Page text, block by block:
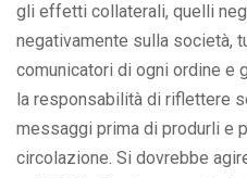
gli effetti collaterali, quelli
negativamente sulla società,
comunicatori di ogni ordine e
la responsabilità di riflettere
messaggi prima di produrli e
circolazione. Si dovrebbe